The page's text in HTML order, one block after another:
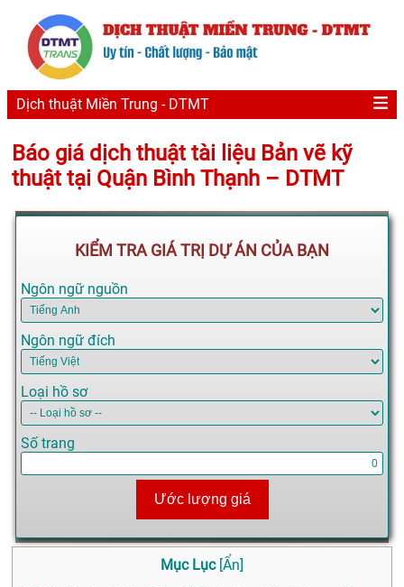
Dịch thuật Miền Trung - DTMT
Báo giá dịch thuật tài liệu Bản vẽ kỹ
thuật tại Quận Bình Thạnh – DTMT
KIỂM TRA GIÁ TRỊ DỰ ÁN CỦA BẠN
Ngôn ngữ nguồn
Ngôn ngữ đích
Loại hồ sơ
Số trang
Ước lượng giá
Mục Lục [Ẩn]